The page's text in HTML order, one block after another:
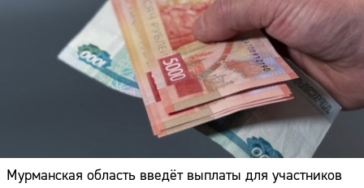
Мурманская область введёт выплаты для участников